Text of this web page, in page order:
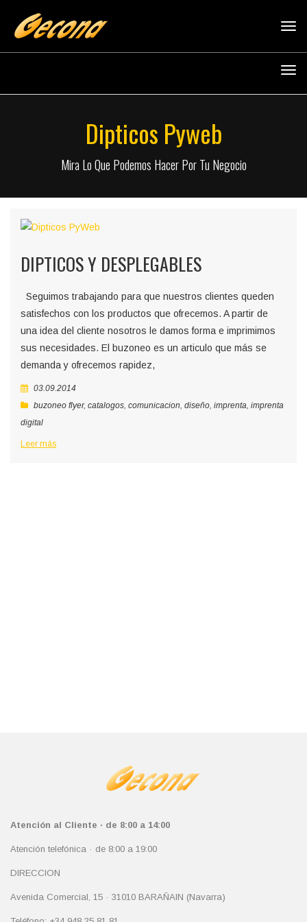
Dipticos Pyweb
Mira Lo Que Podemos Hacer Por Tu Negocio
DIPTICOS Y DESPLEGABLES
Seguimos trabajando para que nuestros clientes queden
satisfechos con los productos que ofrecemos. A partir de
una idea del cliente nosotros le damos forma e imprimimos
sus necesidades. El buzoneo es un articulo que más se
demanda y ofrecemos rapidez,
03.09.2014
buzoneo flyer, catalogos, comunicacion, diseño, imprenta, imprenta
digital
Leer más
Atención al Cliente · de 8:00 a 14:00
Atención telefónica · de 8:00 a 19:00
DIRECCION
Avenida Comercial, 15 · 31010 BARAÑAIN (Navarra)